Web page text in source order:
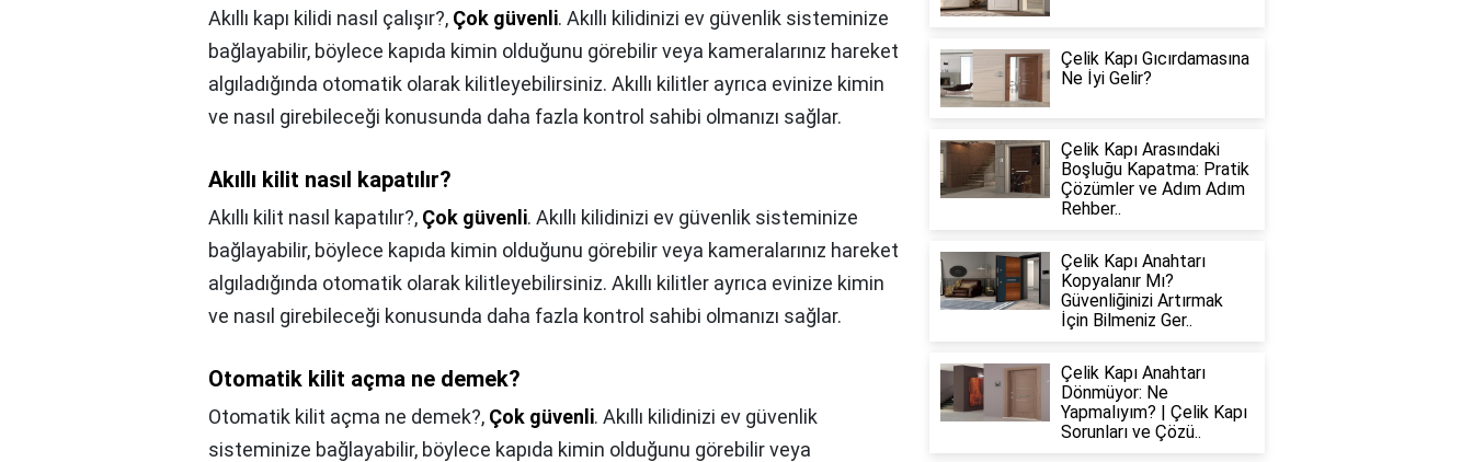
Akıllı kapı kilidi nasıl çalışır?, Çok güvenli. Akıllı kilidinizi ev güvenlik sisteminize
bağlayabilir, böylece kapıda kimin olduğunu görebilir veya kameralarınız hareket
algıladığında otomatik olarak kilitleyebilirsiniz. Akıllı kilitler ayrıca evinize kimin
ve nasıl girebileceği konusunda daha fazla kontrol sahibi olmanızı sağlar.
Akıllı kilit nasıl kapatılır?
Akıllı kilit nasıl kapatılır?, Çok güvenli. Akıllı kilidinizi ev güvenlik sisteminize
bağlayabilir, böylece kapıda kimin olduğunu görebilir veya kameralarınız hareket
algıladığında otomatik olarak kilitleyebilirsiniz. Akıllı kilitler ayrıca evinize kimin
ve nasıl girebileceği konusunda daha fazla kontrol sahibi olmanızı sağlar.
Otomatik kilit açma ne demek?
Otomatik kilit açma ne demek?, Çok güvenli. Akıllı kilidinizi ev güvenlik
sisteminize bağlayabilir, böylece kapıda kimin olduğunu görebilir veya
Çelik Kapı Gıcırdamasına
Ne İyi Gelir?
Çelik Kapı Arasındaki
Boşluğu Kapatma: Pratik
Çözümler ve Adım Adım
Rehber..
Çelik Kapı Anahtarı
Kopyalanır Mı?
Güvenliğinizi Artırmak
İçin Bilmeniz Ger..
Çelik Kapı Anahtarı
Dönmüyor: Ne
Yapmalıyım? | Çelik Kapı
Sorunları ve Çözü..